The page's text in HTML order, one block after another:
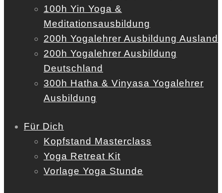
100h Yin Yoga &
Meditationsausbildung
200h Yogalehrer Ausbildung Ausland
200h Yogalehrer Ausbildung
Deutschland
300h Hatha & Vinyasa Yogalehrer
Ausbildung
Für Dich
Kopfstand Masterclass
Yoga Retreat Kit
Vorlage Yoga Stunde